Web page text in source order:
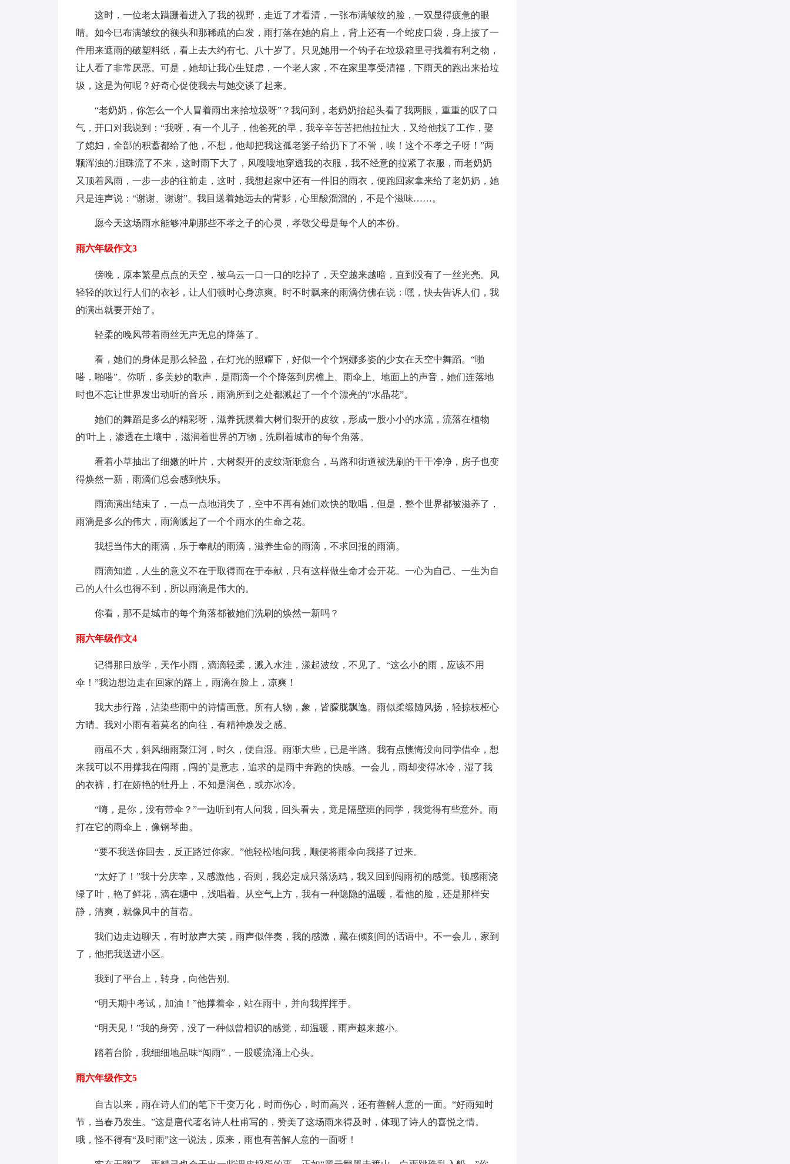
这时，一位老太蹒跚着进入了我的视野，走近了才看清，一张布满皱纹的脸，一双显得疲惫的眼
睛。如今巳布满皱纹的额头和那稀疏的白发，雨打落在她的肩上，背上还有一个蛇皮口袋，身上披了一
件用来遮雨的破塑料纸，看上去大约有七、八十岁了。只见她用一个钩子在垃圾箱里寻找着有利之物，
让人看了非常厌恶。可是，她却让我心生疑虑，一个老人家，不在家里享受清福，下雨天的跑出来拾垃
圾，这是为何呢？好奇心促使我去与她交谈了起来。
“老奶奶，你怎么一个人冒着雨出来拾垃圾呀”？我问到，老奶奶抬起头看了我两眼，重重的叹了口
气，开口对我说到：“我呀，有一个儿子，他爸死的早，我辛辛苦苦把他拉扯大，又给他找了工作，娶
了媳妇，全部的积蓄都给了他，不想，他却把我这孤老婆子给扔下了不管，唉！这个不孝之子呀！”两
颗浑浊的.泪珠流了不来，这时雨下大了，风嗖嗖地穿透我的衣服，我不经意的拉紧了衣服，而老奶奶
又顶着风雨，一步一步的往前走，这时，我想起家中还有一件旧的雨衣，便跑回家拿来给了老奶奶，她
只是连声说：“谢谢、谢谢”。我目送着她远去的背影，心里酸溜溜的，不是个滋味……。
愿今天这场雨水能够冲刷那些不孝之子的心灵，孝敬父母是每个人的本份。
雨六年级作文3
傍晚，原本繁星点点的天空，被乌云一口一口的吃掉了，天空越来越暗，直到没有了一丝光亮。风
轻轻的吹过行人们的衣衫，让人们顿时心身凉爽。时不时飘来的雨滴仿佛在说：嘿，快去告诉人们，我
的演出就要开始了。
轻柔的晚风带着雨丝无声无息的降落了。
看，她们的身体是那么轻盈，在灯光的照耀下，好似一个个婀娜多姿的少女在天空中舞蹈。“啪
嗒，啪嗒”。你听，多美妙的歌声，是雨滴一个个降落到房檐上、雨伞上、地面上的声音，她们连落地
时也不忘让世界发出动听的音乐，雨滴所到之处都溅起了一个个漂亮的“水晶花”。
她们的舞蹈是多么的精彩呀，滋养抚摸着大树们裂开的皮纹，形成一股小小的水流，流落在植物
的'叶上，渗透在土壤中，滋润着世界的万物，洗刷着城市的每个角落。
看着小草抽出了细嫩的叶片，大树裂开的皮纹渐渐愈合，马路和街道被洗刷的干干净净，房子也变
得焕然一新，雨滴们总会感到快乐。
雨滴演出结束了，一点一点地消失了，空中不再有她们欢快的歌唱，但是，整个世界都被滋养了，
雨滴是多么的伟大，雨滴溅起了一个个雨水的生命之花。
我想当伟大的雨滴，乐于奉献的雨滴，滋养生命的雨滴，不求回报的雨滴。
雨滴知道，人生的意义不在于取得而在于奉献，只有这样做生命才会开花。一心为自己、一生为自
己的人什么也得不到，所以雨滴是伟大的。
你看，那不是城市的每个角落都被她们洗刷的焕然一新吗？
雨六年级作文4
记得那日放学，天作小雨，滴滴轻柔，溅入水洼，漾起波纹，不见了。“这么小的雨，应该不用
伞！”我边想边走在回家的路上，雨滴在脸上，凉爽！
我大步行路，沾染些雨中的诗情画意。所有人物，象，皆朦胧飘逸。雨似柔缎随风扬，轻掠枝桠心
方晴。我对小雨有着莫名的向往，有精神焕发之感。
雨虽不大，斜风细雨聚江河，时久，便自湿。雨渐大些，已是半路。我有点懊悔没向同学借伞，想
来我可以不用撑我在闯雨，闯的`是意志，追求的是雨中奔跑的快感。一会儿，雨却变得冰冷，湿了我
的衣裤，打在娇艳的牡丹上，不知是润色，或亦冰冷。
“嗨，是你，没有带伞？”一边听到有人问我，回头看去，竟是隔壁班的同学，我觉得有些意外。雨
打在它的雨伞上，像钢琴曲。
“要不我送你回去，反正路过你家。”他轻松地问我，顺便将雨伞向我搭了过来。
“太好了！”我十分庆幸，又感激他，否则，我必定成只落汤鸡，我又回到闯雨初的感觉。顿感雨浇
绿了叶，艳了鲜花，滴在塘中，浅唱着。从空气上方，我有一种隐隐的温暖，看他的脸，还是那样安
静，清爽，就像风中的苜蓿。
我们边走边聊天，有时放声大笑，雨声似伴奏，我的感激，藏在倾刻间的话语中。不一会儿，家到
了，他把我送进小区。
我到了平台上，转身，向他告别。
“明天期中考试，加油！”他撑着伞，站在雨中，并向我挥挥手。
“明天见！”我的身旁，没了一种似曾相识的感觉，却温暖，雨声越来越小。
踏着台阶，我细细地品味“闯雨”，一股暖流涌上心头。
雨六年级作文5
自古以来，雨在诗人们的笔下千变万化，时而伤心，时而高兴，还有善解人意的一面。“好雨知时
节，当春乃发生。”这是唐代著名诗人杜甫写的，赞美了这场雨来得及时，体现了诗人的喜悦之情。
哦，怪不得有“及时雨”这一说法，原来，雨也有善解人意的一面呀！